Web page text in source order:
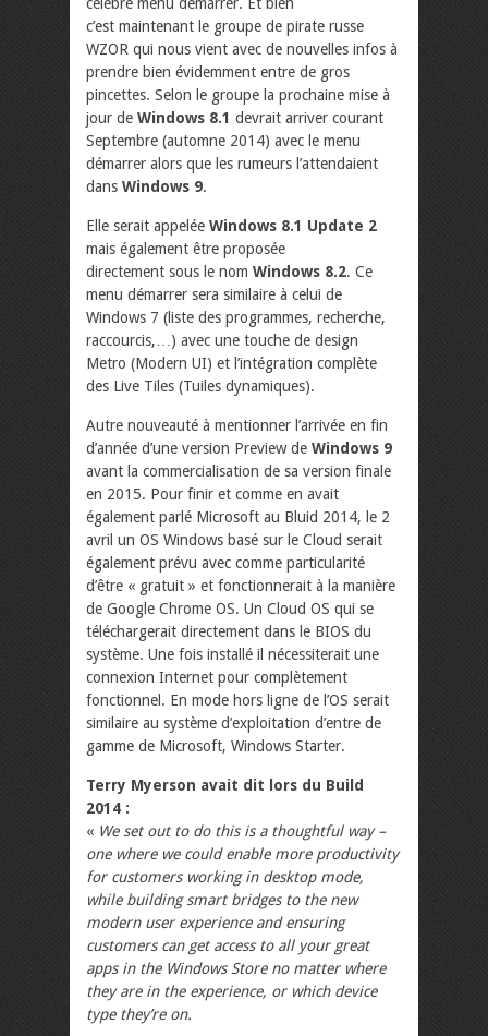
c’est maintenant le groupe de pirate russe
WZOR qui nous vient avec de nouvelles infos à
prendre bien évidemment entre de gros
pincettes. Selon le groupe la prochaine mise à
jour de Windows 8.1 devrait arriver courant
Septembre (automne 2014) avec le menu
démarrer alors que les rumeurs l’attendaient
dans Windows 9.
Elle serait appelée Windows 8.1 Update 2
mais également être proposée
directement sous le nom Windows 8.2. Ce
menu démarrer sera similaire à celui de
Windows 7 (liste des programmes, recherche,
raccourcis,…) avec une touche de design
Metro (Modern UI) et l’intégration complète
des Live Tiles (Tuiles dynamiques).
Autre nouveauté à mentionner l’arrivée en fin
d’année d’une version Preview de Windows 9
avant la commercialisation de sa version finale
en 2015. Pour finir et comme en avait
également parlé Microsoft au Bluid 2014, le 2
avril un OS Windows basé sur le Cloud serait
également prévu avec comme particularité
d’être « gratuit » et fonctionnerait à la manière
de Google Chrome OS. Un Cloud OS qui se
téléchargerait directement dans le BIOS du
système. Une fois installé il nécessiterait une
connexion Internet pour complètement
fonctionnel. En mode hors ligne de l’OS serait
similaire au système d’exploitation d’entre de
gamme de Microsoft, Windows Starter.
Terry Myerson avait dit lors du Build
2014 :
« We set out to do this is a thoughtful way –
one where we could enable more productivity
for customers working in desktop mode,
while building smart bridges to the new
modern user experience and ensuring
customers can get access to all your great
apps in the Windows Store no matter where
they are in the experience, or which device
type they’re on.